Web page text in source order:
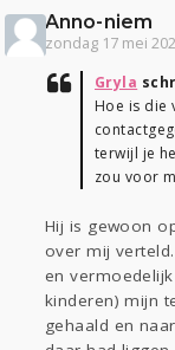
Anno-niem
zondag 17 mei
Gryla
Hoe is die
terwijl je
zou voor
Hij is gewoon
over mij
en
kinderen) mijn
gehaald en